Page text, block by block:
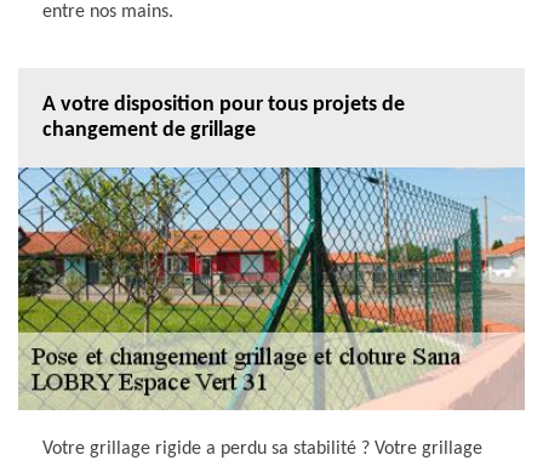
entre nos mains.
A votre disposition pour tous projets de
changement de grillage
Votre grillage rigide a perdu sa stabilité ? Votre grillage